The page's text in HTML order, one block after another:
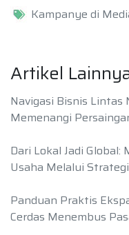
Kampanye di
Artikel
Navigasi Bisnis Lintas
Memenangi
Dari Lokal Jadi
Usaha Melalui
Panduan Praktis
Cerdas Menembus